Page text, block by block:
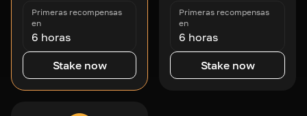
Primeras recompensas
en
6 horas
Stake now
Primeras recompensas
en
6 horas
Stake now